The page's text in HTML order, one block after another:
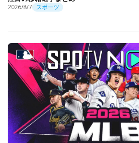
2026/8/7 スポーツ